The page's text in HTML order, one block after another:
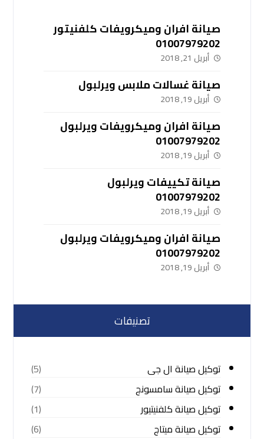
صيانة افران وميكرويفات كلفنيتور
01007979202
أبريل 21, 2018
صيانة غسالات ملابس ويرلبول
أبريل 19, 2018
صيانة افران وميكرويفات ويرلبول
01007979202
أبريل 19, 2018
صيانة تكييفات ويرلبول
01007979202
أبريل 19, 2018
صيانة افران وميكرويفات ويرلبول
01007979202
أبريل 19, 2018
تصنيفات
توكيل صيانة ال جى
(5)
توكيل صيانة سامسونج
(7)
توكيل صيانة كلفنيتيور
(1)
توكيل صيانة ميتاج
(6)